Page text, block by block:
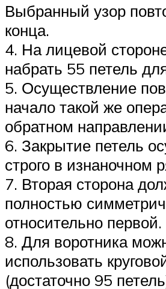
Выбранный узор
конца.
4. На лицевой
набрать 55 петель
5. Осуществление
начало такой же
обратном
6. Закрытие петель
строго в изнаночном
7. Вторая сторона
полностью
относительно первой.
8. Для воротника
использовать
(достаточно 95